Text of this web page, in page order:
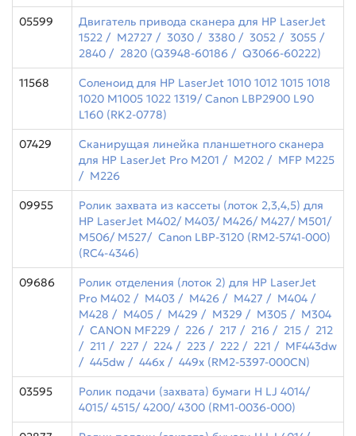
05599
Двигатель привода сканера для НP LaserJet
1522 / M2727 / 3030 / 3380 / 3052 / 3055 /
2840 / 2820 (Q3948-60186 / Q3066-60222)
11568
Соленоид для HP LaserJet 1010 1012 1015 1018
1020 M1005 1022 1319/ Canon LBP2900 L90
L160 (RK2-0778)
07429
Сканирущая линейка планшетного сканера
для HP LaserJet Pro M201 / M202 / MFP M225
/ M226
09955
Ролик захвата из кассеты (лоток 2,3,4,5) для
HP LaserJet M402/ M403/ M426/ M427/ M501/
M506/ M527/ Canon LBP-3120 (RM2-5741-000)
(RC4-4346)
09686
Ролик отделения (лоток 2) для HP LaserJet
Pro M402 / M403 / M426 / M427 / M404 /
M428 / M405 / M429 / M329 / M305 / M304
/ CANON MF229 / 226 / 217 / 216 / 215 / 212
/ 211 / 227 / 224 / 223 / 222 / 221 / MF443dw
/ 445dw / 446x / 449x (RM2-5397-000CN)
03595
Ролик подачи (захвата) бумаги H LJ 4014/
4015/ 4515/ 4200/ 4300 (RM1-0036-000)